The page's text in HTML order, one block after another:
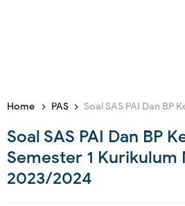
Home PAS Soal SAS PAI Dan BP Kelas 7 SMP/MTs
Soal SAS PAI Dan BP
Semester 1 Kurikulum
2023/2024